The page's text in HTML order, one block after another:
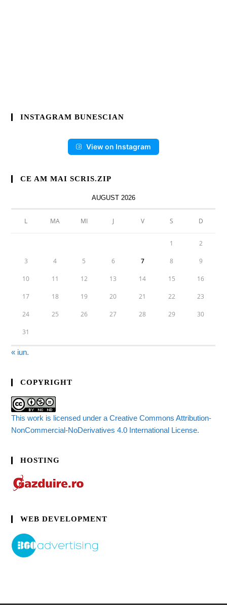
INSTAGRAM BUNESCIAN
View on Instagram
CE AM MAI SCRIS.ZIP
AUGUST 2026
L MA MI J V S D
1 2
3 4 5 6 7 8 9
10 11 12 13 14 15 16
17 18 19 20 21 22 23
24 25 26 27 28 29 30
31
« iun.
COPYRIGHT
This work is licensed under a Creative Commons Attribution-
NonCommercial-NoDerivatives 4.0 International License.
HOSTING
WEB DEVELOPMENT